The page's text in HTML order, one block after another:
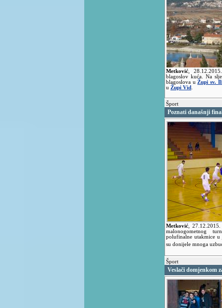
Metković ,
blagoslov kuća. Na
blagoslova uŽupi sv.
u Župi Vid
Šport
Poznati današnji
Metković ,
malonogometnog
polufinalne utakmice
su donijele mnoga
Šport
Veslači domjenkom